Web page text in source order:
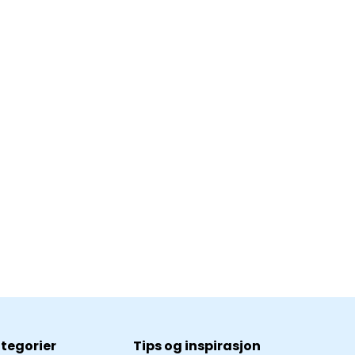
Tips og inspirasjon